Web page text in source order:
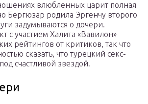
влюбленных царит полная
Бергюзар родила Эргенчу второго
задумываются о дочери.
с участием Халита «Вавилон»
рейтингов от критиков, так что
сказать, что турецкий секс-
счастливой звездой.